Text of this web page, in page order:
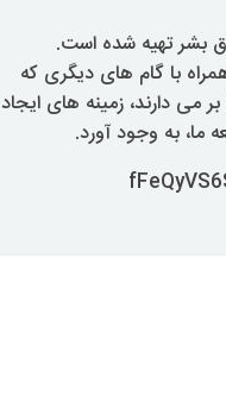
بشر تهیه شده است.
با گام های دیگری که
می دارند، زمینه های ایجاد
به وجود آورد.